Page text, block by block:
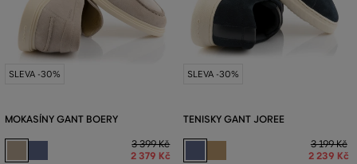
SLEVA -30%
MOKASÍNY GANT BOERY
3 399 Kč
2 379 Kč
SLEVA -30%
TENISKY GANT JOREE
3 199 Kč
2 239 Kč